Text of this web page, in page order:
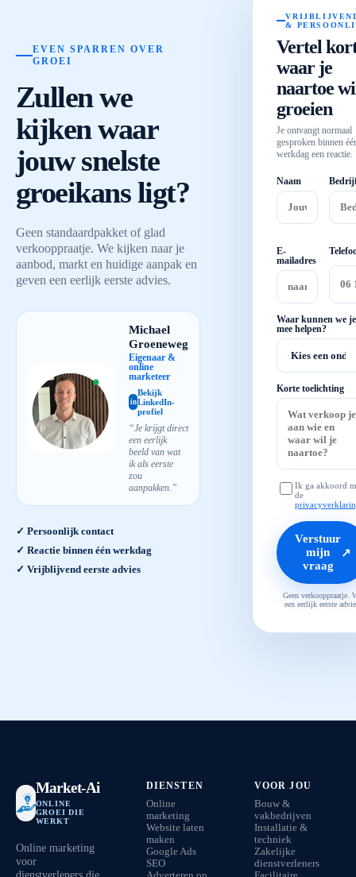
EVEN SPARREN OVER
GROEI
Zullen we
kijken waar
jouw snelste
groeikans ligt?
Geen standaardpakket of glad
verkooppraatje. We kijken naar je
aanbod, markt en huidige aanpak en
geven een eerlijk eerste advies.
Michael
Groeneweg
Eigenaar &
online
marketeer
in
Bekijk
LinkedIn-
profiel
“Je krijgt direct
een eerlijk
beeld van wat
ik als eerste
zou
aanpakken.”
✓ Persoonlijk contact
✓ Reactie binnen één werkdag
✓ Vrijblijvend eerste advies
&
Vertel
waar je
naartoe
groeien
Je ontvangt normaal
gesproken binnen
werkdag een reactie.
Naam
E-
mailadres
Waar kunnen we je
mee helpen?
Korte toelichting
Ik ga akkoord
de
Verstuur
mijn
vraag
↗
Geen verkooppraatje.
een eerlijk eerste
Market-Ai
ONLINE
GROEI DIE
WERKT
Online marketing
voor
DIENSTEN
Online
marketing
Website laten
maken
Google Ads
SEO
VOOR JOU
Bouw &
vakbedrijven
Installatie &
techniek
Zakelijke
dienstverleners